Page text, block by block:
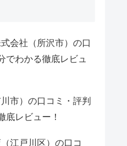
会社（所沢市）の口
でわかる徹底レビュ
市）の口コミ・評判
底レビュー！
江戸川区）の口コ